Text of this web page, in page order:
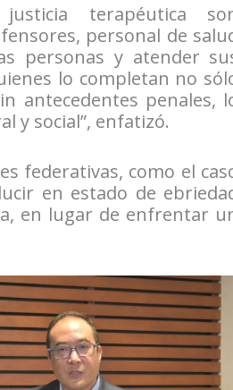
terapéutica
personal de
personas y atender
lo completan no
antecedentes penales,
y social”, enfatizó.
federativas, como el
en estado de
en lugar de enfrentar